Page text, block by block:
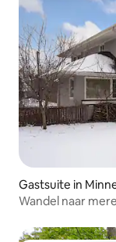
Gastsuite in
Wandel naar